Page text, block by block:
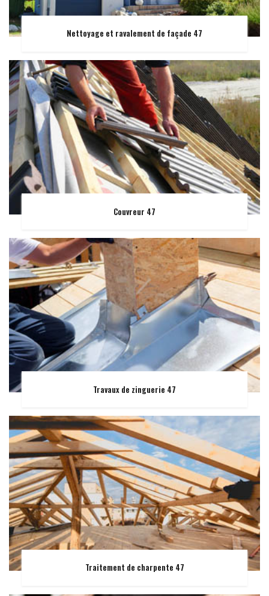
Nettoyage et ravalement de façade 47
Couvreur 47
Travaux de zinguerie 47
Traitement de charpente 47